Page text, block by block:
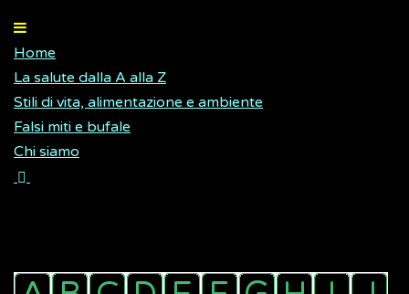
Home
La salute dalla A alla Z
Stili di vita, alimentazione e ambiente
Falsi miti e bufale
Chi siamo